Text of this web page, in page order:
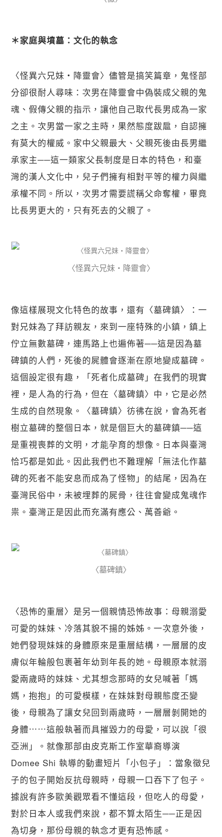
＊家庭與墳墓：文化的執念
〈怪異六兄妹・降靈會〉儘管是搞笑篇章，鬼怪部
分卻很耐人尋味：次男在降靈會中偽裝成父親的鬼
魂、假傳父親的指示，讓他自己取代長男成為一家
之主。次男當一家之主時，果然態度跋扈，自認擁
有莫大的權威。家中父親最大、父親死後由長男繼
承家主──這一類家父長制度是日本的特色，和臺
灣的漢人文化中，兒子們擁有相對平等的權力與繼
承權不同。所以，次男才需要謊稱父命奪權，畢竟
比長男更大的，只有死去的父親了。
〈怪異六兄妹・降靈會〉
像這樣展現文化特色的故事，還有〈墓碑鎮〉：一
對兄妹為了拜訪親友，來到一座特殊的小鎮，鎮上
佇立無數墓碑，連馬路上也遍佈著──這是因為墓
碑鎮的人們，死後的屍體會逐漸在原地變成墓碑。
這個設定很有趣，「死者化成墓碑」在我們的現實
裡，是人為的行為，但在〈墓碑鎮〉中，它是必然
生成的自然現象。〈墓碑鎮〉彷彿在說，會為死者
樹立墓碑的整個日本，就是個巨大的墓碑鎮──這
是重視喪葬的文明，才能孕育的想像。日本與臺灣
恰巧都是如此。因此我們也不難理解「無法化作墓
碑的死者不能安息而成為了怪物」的結尾，因為在
臺灣民俗中，未被埋葬的屍骨，往往會變成鬼魂作
祟。臺灣正是因此而充滿有應公、萬善爺。
〈墓碑鎮〉
〈恐怖的重層〉是另一個親情恐怖故事：母親溺愛
可愛的妹妹、冷落其貌不揚的姊姊。一次意外後，
她們發現妹妹的身體原來是重層結構，一層層的皮
膚似年輪般包裹著年幼到年長的她。母親原本就溺
愛兩歲時的妹妹、尤其想念那時的女兒喊著「媽
媽，抱抱」的可愛模樣，在妹妹對母親態度丕變
後，母親為了讓女兒回到兩歲時，一層層剝開她的
身體⋯⋯這般執著而具摧毀力的母愛，可以說「很
亞洲」。就像那部由皮克斯工作室華裔導演
Domee Shi 執導的動畫短片「小包子」：當象徵兒
子的包子開始反抗母親時，母親一口吞下了包子。
據說有許多歐美觀眾看不懂這段，但吃人的母愛，
對於日本人或我們來說，都不算太陌生──正是因
為切身，那份母親的執念才更有恐怖感。